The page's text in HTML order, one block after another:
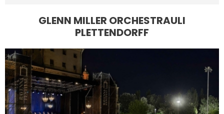
GLENN MILLER ORCHESTRAULI
PLETTENDORFF